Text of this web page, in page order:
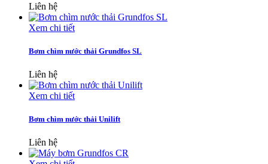
Liên hệ
Xem chi tiết
Bơm chìm nước thải Grundfos SL
Liên hệ
Xem chi tiết
Bơm chìm nước thải Unilift
Liên hệ